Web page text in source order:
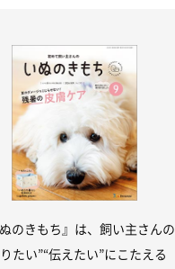
ぬのきもち』は、飼い主さんの
たい”“伝えたい”にこたえる